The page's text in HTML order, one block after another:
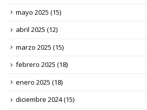
mayo 2025 (15)
abril 2025 (12)
marzo 2025 (15)
febrero 2025 (18)
enero 2025 (18)
diciembre 2024(15)